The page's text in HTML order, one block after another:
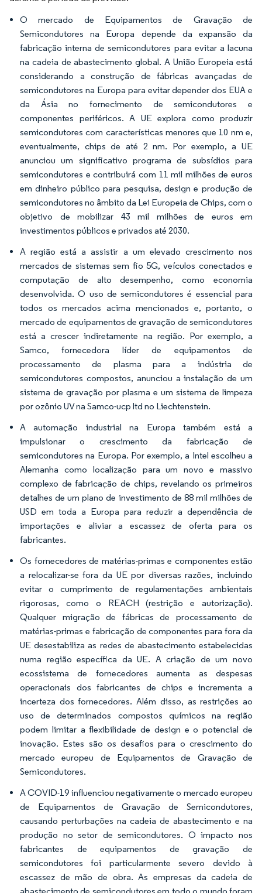
O mercado de Equipamentos de Gravação de
Semicondutores na Europa depende da expansão da
fabricação interna de semicondutores para evitar a lacuna
na cadeia de abastecimento global. A União Europeia está
considerando a construção de fábricas avançadas de
semicondutores na Europa para evitar depender dos EUA e
da Ásia no fornecimento de semicondutores e
componentes periféricos. A UE explora como produzir
semicondutores com características menores que 10 nm e,
eventualmente, chips de até 2 nm. Por exemplo, a UE
anunciou um significativo programa de subsídios para
semicondutores e contribuirá com 11 mil milhões de euros
em dinheiro público para pesquisa, design e produção de
semicondutores no âmbito da Lei Europeia de Chips, com o
objetivo de mobilizar 43 mil milhões de euros em
investimentos públicos e privados até 2030.
A região está a assistir a um elevado crescimento nos
mercados de sistemas sem fio 5G, veículos conectados e
computação de alto desempenho, como economia
desenvolvida. O uso de semicondutores é essencial para
todos os mercados acima mencionados e, portanto, o
mercado de equipamentos de gravação de semicondutores
está a crescer indiretamente na região. Por exemplo, a
Samco, fornecedora líder de equipamentos de
processamento de plasma para a indústria de
semicondutores compostos, anunciou a instalação de um
sistema de gravação por plasma e um sistema de limpeza
por ozônio UV na Samco-ucp ltd no Liechtenstein.
A automação industrial na Europa também está a
impulsionar o crescimento da fabricação de
semicondutores na Europa. Por exemplo, a Intel escolheu a
Alemanha como localização para um novo e massivo
complexo de fabricação de chips, revelando os primeiros
detalhes de um plano de investimento de 88 mil milhões de
USD em toda a Europa para reduzir a dependência de
importações e aliviar a escassez de oferta para os
fabricantes.
Os fornecedores de matérias-primas e componentes estão
a relocalizar-se fora da UE por diversas razões, incluindo
evitar o cumprimento de regulamentações ambientais
rigorosas, como o REACH (restrição e autorização).
Qualquer migração de fábricas de processamento de
matérias-primas e fabricação de componentes para fora da
UE desestabiliza as redes de abastecimento estabelecidas
numa região específica da UE. A criação de um novo
ecossistema de fornecedores aumenta as despesas
operacionais dos fabricantes de chips e incrementa a
incerteza dos fornecedores. Além disso, as restrições ao
uso de determinados compostos químicos na região
podem limitar a flexibilidade de design e o potencial de
inovação. Estes são os desafios para o crescimento do
mercado europeu de Equipamentos de Gravação de
Semicondutores.
A COVID-19 influenciou negativamente o mercado europeu
de Equipamentos de Gravação de Semicondutores,
causando perturbações na cadeia de abastecimento e na
produção no setor de semicondutores. O impacto nos
fabricantes de equipamentos de gravação de
semicondutores foi particularmente severo devido à
escassez de mão de obra. As empresas da cadeia de